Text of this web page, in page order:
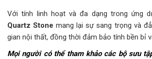
Với tính linh hoạt và đa dạng trong ứng
Quartz Stone mang lại sự sang trọng và
gian nội thất, đồng thời đảm bảo tính bền bỉ
Mọi người có thể tham khảo các bộ sưu